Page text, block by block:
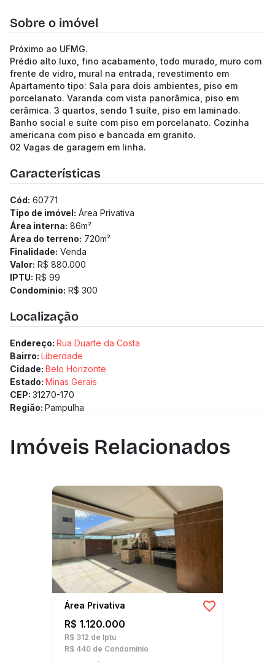
Sobre o imóvel
Próximo ao UFMG.
Prédio alto luxo, fino acabamento, todo murado, muro com
frente de vidro, mural na entrada, revestimento em
Apartamento tipo: Sala para dois ambientes, piso em
porcelanato. Varanda com vista panorâmica, piso em
cerâmica. 3 quartos, sendo 1 suíte, piso em laminado.
Banho social e suíte com piso em porcelanato. Cozinha
americana com piso e bancada em granito.
02 Vagas de garagem em linha.
Características
Cód: 60771
Tipo de imóvel: Área Privativa
Área interna: 86m²
Área do terreno: 720m²
Finalidade: Venda
Valor: R$ 880.000
IPTU: R$ 99
Condomínio: R$ 300
Localização
Endereço: Rua Duarte da Costa
Bairro: Liberdade
Cidade: Belo Horizonte
Estado: Minas Gerais
CEP: 31270-170
Região: Pampulha
Imóveis Relacionados
Área Privativa
R$ 1.120.000
R$ 312 de Iptu
R$ 440 de Condomínio